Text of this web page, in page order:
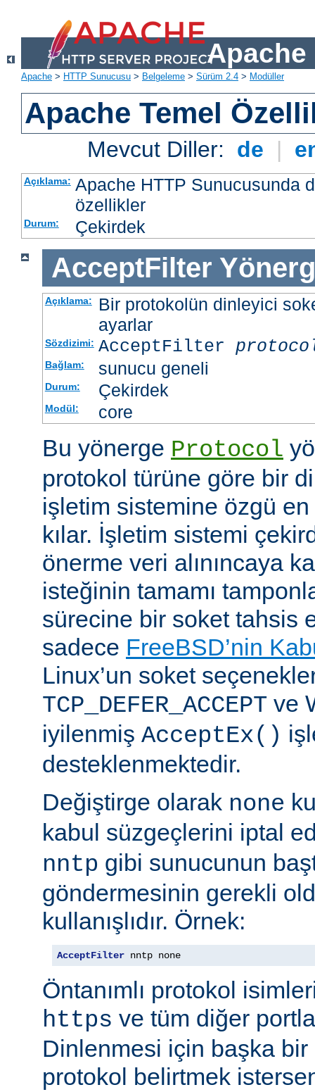
Apache
Apache > HTTP Sunucusu > Belgeleme > Sürüm 2.4 > Modüller
Apache Temel
Mevcut Diller: de |
Açıklama: Apache HTTP Sunucusunda
özellikler
Durum: Çekirdek
AcceptFilter
Açıklama:
Bir protokolün dinleyici
ayarlar
Sözdizimi: AcceptFilter
Bağlam: sunucu geneli
Durum: Çekirdek
Modül: core
Bu yönerge Protocol
protokol türüne göre bir
işletim sistemine özgü
kılar. İşletim sistemi
önerme veri alınıncaya
isteğinin tamamı
sürecine bir soket tahsis
sadece FreeBSD’nin
Linux’un soket
TCP_DEFER_ACCEPT ve
iyilenmiş AcceptEx()
desteklenmektedir.
Değiştirge olarak none
kabul süzgeçlerini iptal
nntp gibi sunucunun
göndermesinin gerekli
kullanışlıdır. Örnek:
AcceptFilter nntp none
Öntanımlı protokol
https ve tüm diğer
Dinlenmesi için başka
protokol belirtmek